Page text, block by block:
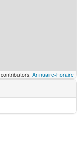
contributors, Annuaire-horaire